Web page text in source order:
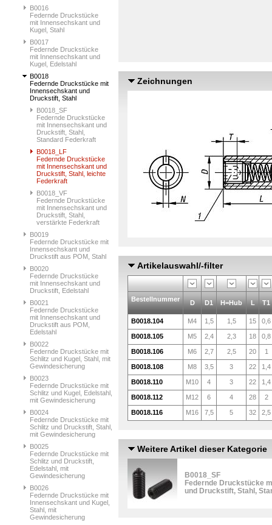
B0016
Federnde Druckstücke
mit Innensechskant und
Kugel, Stahl
B0017
Federnde Druckstücke
mit Innensechskant und
Kugel, Edelstahl
B0018
Federnde Druckstücke mit
Innensechskant und
Druckstift, Stahl
B0018_SF
Federnde Druckstücke
mit Innensechskant und
Druckstift, Stahl,
Standard Federkraft
B0018_LF
Federnde Druckstücke
mit Innensechskant und
Druckstift, Stahl, leichte
Federkraft
B0018_VF
Federnde Druckstücke
mit Innensechskant und
Druckstift, Stahl,
verstärkte Federkraft
B0019
Federnde Druckstücke mit
Innensechskant und
Druckstift aus POM, Stahl
B0020
Federnde Druckstücke
mit Innensechskant und
Druckstift, Edelstahl
B0021
Federnde Druckstücke
mit Innensechskant und
Druckstift aus POM,
Edelstahl
B0022
Federnde Druckstücke mit
Schlitz und Kugel, Stahl, mit
Gewindesicherung
B0023
Federnde Druckstücke mit
Schlitz und Kugel, Edelstahl,
mit Gewindesicherung
B0024
Federnde Druckstücke mit
Schlitz und Druckstift, Stahl,
mit Gewindesicherung
B0025
Federnde Druckstücke mit
Schlitz und Druckstift,
Edelstahl, mit
Gewindesicherung
B0026
Federnde Druckstücke mit
Innensechskant und Kugel,
Stahl, mit
Gewindesicherung
Zeichnungen
Artikelauswahl/-filter
Bestellnummer D D1 H=Hub L T1
B0018.104 M4 1,5 1,5 15 0,6
B0018.105 M5 2,4 2,3 18 0,8
B0018.106 M6 2,7 2,5 20 1
B0018.108 M8 3,5 3 22 1,4
B0018.110 M10 4 3 22 1,4
B0018.112 M12 6 4 28 2
B0018.116 M16 7,5 5 32 2,5
Weitere Artikel dieser Kategorie
B0018_SF
Federnde Druckstücke
und Druckstift, Stahl,